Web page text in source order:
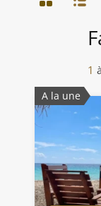
1 à
A la une